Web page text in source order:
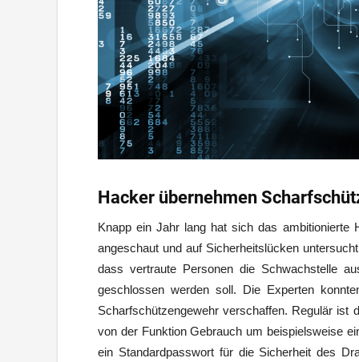
Hacker übernehmen
Knapp ein Jahr lang hat sich das ambitionierte
angeschaut und auf Sicherheitslücken
dass vertraute Personen die Schwachstelle
geschlossen werden soll. Die Experten
Scharfschützengewehr verschaffen. Regulär
von der Funktion Gebrauch um beispielsweise
ein Standardpasswort für die Sicherheit des